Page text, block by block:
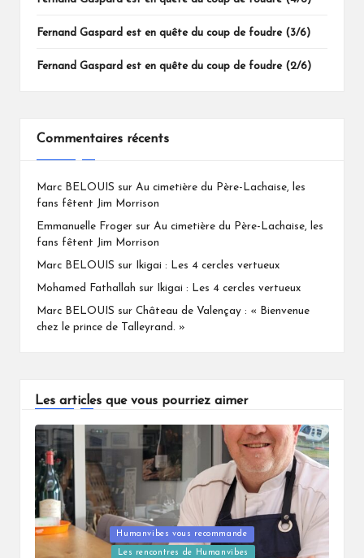
Fernand Gaspard est en quête du coup de foudre (3/6)
Fernand Gaspard est en quête du coup de foudre (2/6)
Commentaires récents
Marc BELOUIS sur Au cimetière du Père-Lachaise, les
fans fêtent Jim Morrison
Emmanuelle Froger sur Au cimetière du Père-Lachaise, les
fans fêtent Jim Morrison
Marc BELOUIS sur Ikigai : Les 4 cercles vertueux
Mohamed Fathallah sur Ikigai : Les 4 cercles vertueux
Marc BELOUIS sur Château de Valençay : « Bienvenue
chez le prince de Talleyrand. »
Les articles que vous pourriez aimer
Posted
Humanvibes vous recommande
Les rencontres de Humanvibes